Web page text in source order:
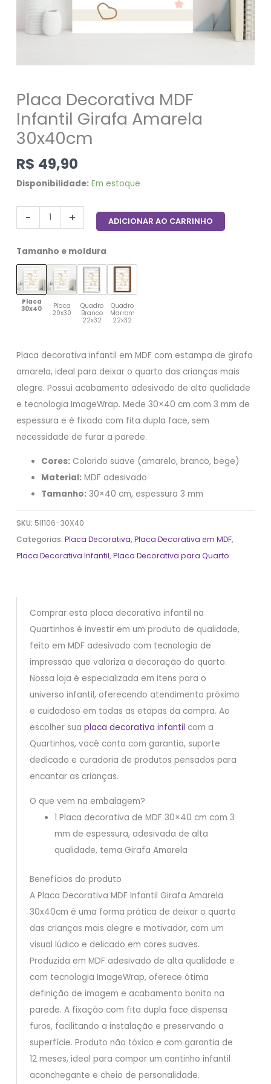
Placa Decorativa MDF
Infantil Girafa Amarela
30x40cm
R$ 49,90
Disponibilidade: Em estoque
- + ADICIONAR AO CARRINHO
Tamanho e moldura
Placa
30x40
Placa
20x30
Quadro
Branco
22x32
Quadro
Marrom
22x32
Placa decorativa infantil em MDF com estampa de girafa
amarela, ideal para deixar o quarto das crianças mais
alegre. Possui acabamento adesivado de alta qualidade
e tecnologia ImageWrap. Mede 30×40 cm com 3 mm de
espessura e é fixada com fita dupla face, sem
necessidade de furar a parede.
Cores: Colorido suave (amarelo, branco, bege)
Material: MDF adesivado
Tamanho: 30×40 cm, espessura 3 mm
SKU: 5I1106-30X40
Categorias:Placa Decorativa,Placa Decorativa em MDF,
Placa Decorativa Infantil,Placa Decorativa para Quarto
Comprar esta placa decorativa infantil na
Quartinhos é investir em um produto de qualidade,
feito em MDF adesivado com tecnologia de
impressão que valoriza a decoração do quarto.
Nossa loja é especializada em itens para o
universo infantil, oferecendo atendimento próximo
e cuidadoso em todas as etapas da compra. Ao
escolher sua placa decorativa infantil com a
Quartinhos, você conta com garantia, suporte
dedicado e curadoria de produtos pensados para
encantar as crianças.
O que vem na embalagem?
1 Placa decorativa de MDF 30×40 cm com 3
mm de espessura, adesivada de alta
qualidade, tema Girafa Amarela
Benefícios do produto
A Placa Decorativa MDF Infantil Girafa Amarela
30x40cm é uma forma prática de deixar o quarto
das crianças mais alegre e motivador, com um
visual lúdico e delicado em cores suaves.
Produzida em MDF adesivado de alta qualidade e
com tecnologia ImageWrap, oferece ótima
definição de imagem e acabamento bonito na
parede. A fixação com fita dupla face dispensa
furos, facilitando a instalação e preservando a
superfície. Produto não tóxico e com garantia de
12 meses, ideal para compor um cantinho infantil
aconchegante e cheio de personalidade.